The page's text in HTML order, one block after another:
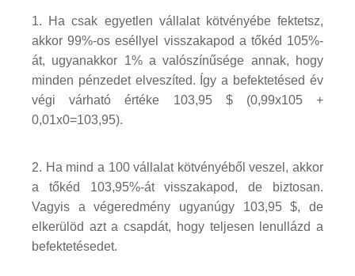
1. Ha csak egyetlen vállalat kötvényébe fektetsz,
akkor 99%-os eséllyel visszakapod a tőkéd 105%-
át, ugyanakkor 1% a valószínűsége annak, hogy
minden pénzedet elveszíted. Így a befektetésed év
végi várható értéke 103,95 $ (0,99x105 +
0,01x0=103,95).
2. Ha mind a 100 vállalat kötvényéből veszel, akkor
a tőkéd 103,95%-át visszakapod, de biztosan.
Vagyis a végeredmény ugyanúgy 103,95 $, de
elkerülöd azt a csapdát, hogy teljesen lenullázd a
befektetésedet.